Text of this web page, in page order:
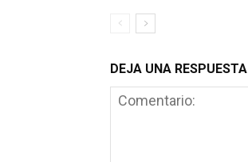
DEJA UNA RESPUESTA